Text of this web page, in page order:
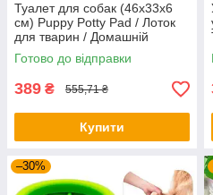
Туалет для собак (46х33х6
см) Puppy Potty Pad / Лоток
для тварин / Домашній
туалет для цуценят
Готово до відправки
389 ₴ 555,71 ₴
Купити
–30%